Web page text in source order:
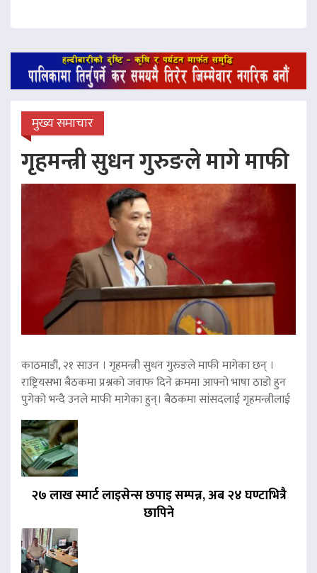
मुख्य समाचार
गृहमन्त्री सुधन गुरुङले मागे माफी
काठमाडौं, २१ साउन । गृहमन्त्री सुधन गुरुङले माफी मागेका छन् ।
राष्ट्रियसभा बैठकमा प्रश्नको जवाफ दिने क्रममा आफ्नो भाषा ठाडो हुन
पुगेको भन्दै उनले माफी मागेका हुन्। बैठकमा सांसदलाई गृहमन्त्रीलाई
२७ लाख स्मार्ट लाइसेन्स छपाइ सम्पन्न, अब २४ घण्टाभित्रै
छापिने